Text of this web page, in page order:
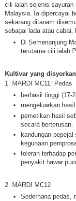
cili ialah sejenis sayuran
Malaysia. Ia dipercayai
sekarang ditanam
sebagai lada atau cabai,
Di Semenanjung
terutama cili ialah
Kultivar yang disyorkan
1. MARDI MC11: Pedas
berhasil tinggi (17-
mengeluarkan
pemetikan hasil
secara berterusan.
kandungan
kegunaan
toleran terhadap
penyakit hawar
2. MARDI MC12
Sederhana pedas,